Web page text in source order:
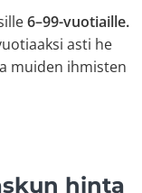
6–99-vuotiaille.
asti he
muiden ihmisten
hinta